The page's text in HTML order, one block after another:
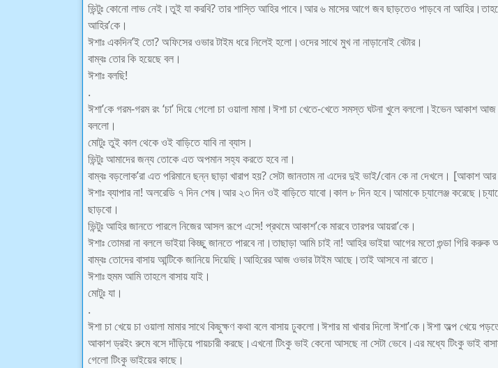
ভিন্টুঃ কোনো লাভ নেই।তুই যা করবি? তার শাস্তি আহির পাবে।আর ৬ মাসের আগে জব ছাড়তেও পাড়বে না
আহির’কে।
ঈশাঃ একদিন’ই তো? অফিসের ওভার টাইম ধরে নিলেই হলো।ওদের সাথে মুখ না নাড়ানোই বেটার।
বাম্বঃ তোর কি হয়েছে বল।
ঈশাঃ বলছি!
.
ঈশা’কে গরম-গরম রং ‘চা’ দিয়ে গেলো চা ওয়ালা মামা।ঈশা চা খেতে-খেতে সমস্ত ঘটনা খুলে বললো।ইভেন আকাশ আজ
বললো।
মোটুঃ তুই কাল থেকে ওই বাড়িতে যাবি না ব্যাস।
ভিন্টুঃ আমাদের জন্য তোকে এত অপমান সহ্য করতে হবে না।
বাম্বঃ বড়লোক’রা এত পরিমানে ছন্ন ছাড়া খারাপ হয়? সেটা জানতাম না এদের দুই ভাই/বোন কে না দেখলে। [আকাশ
ঈশাঃ ব্যাপার না! অলরেডি ৭ দিন শেষ।আর ২৩ দিন ওই বাড়িতে যাবো।কাল ৮ দিন হবে।আমাকে চ্যালেঞ্জ
ছাড়বো।
ভিন্টুঃ আহির জানতে পারলে নিজের আসল রূপে এসে! প্রথমে আকাশ’কে মারবে তারপর আয়রা’কে।
ঈশাঃ তোমরা না বললে ভাইয়া কিচ্ছু জানতে পারবে না।তাছাড়া আমি চাই না! আহির ভাইয়া আগের মতো গুন্ডা গিরি করুক
বাম্বঃ তোদের বাসায় আন্টিকে জানিয়ে দিয়েছি।আহিরের আজ ওভার টাইম আছে।তাই আসবে না রাতে।
ঈশাঃ হুমম আমি তাহলে বাসায় যাই।
মোটুঃ যা।
.
ঈশা চা খেয়ে চা ওয়ালা মামার সাথে কিছুক্ষণ কথা বলে বাসায় ঢুকলো।ঈশার মা খাবার দিলো ঈশা’কে।ঈশা অল্প খেয়ে
আকাশ ড্রইং রুমে বসে দাঁড়িয়ে পায়চারী করছে।এখনো টিংকু ভাই কেনো আসছে না সেটা ভেবে।এর মধ্যে টিংকু ভাই
গেলো টিংকু ভাইয়ের কাছে।